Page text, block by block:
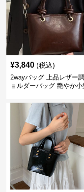
¥3,840 (税込)
2wayバッグ 上品レザー
ョルダーバッグ 艶やか小